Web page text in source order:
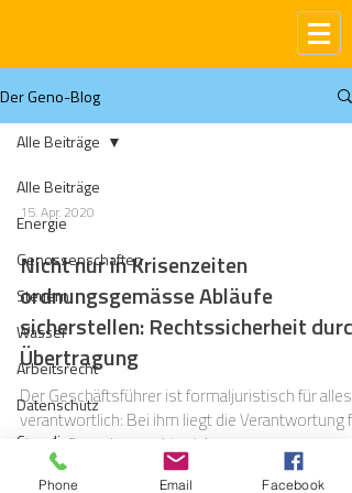
Der Geno-Blog
Alle Beiträge
Energie
Genossenschaften
Steuern
Wasser
Arbeitsrecht
Datenschutz
Compliance
Gas
Alle Beiträge
15. Apr. 2020
Nicht nur in Krisenzeiten
ordnungsgemässe Abläufe
sicherstellen: Rechtssicherheit durch
Übertragung
Der Geschäftsführer ist formaljuristisch für alles
verantwortlich: Bei ihm liegt die Verantwortung
den Aufbau einer rechtssicheren...
Phone Email Facebook